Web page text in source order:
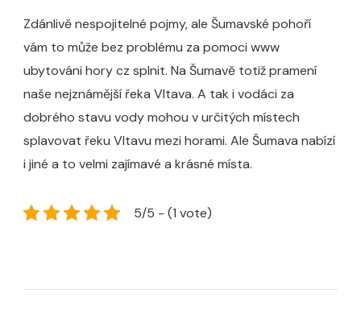
Zdánlivě nespojitelné pojmy, ale Šumavské pohoří
vám to může bez problému za pomoci www
ubytováni horycz splnit. Na Šumavě totiž pramení
naše nejznámější řeka Vltava. A tak i vodáci za
dobrého stavu vody mohou v určitých místech
splavovat řeku Vltavu mezi horami. Ale Šumava nabízí
i jiné a to velmi zajímavé a krásné místa.
5/5 - (1 vote)